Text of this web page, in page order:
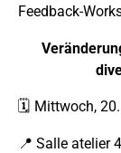
Feedback-
🗓 Mittwoch,
📍 Salle atelier 4